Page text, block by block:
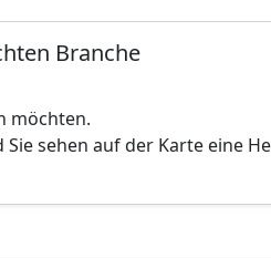
Branche
möchten.
sehen auf der Karte eine